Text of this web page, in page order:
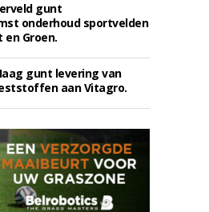
gunt
onderhoud sportvelden
en Groen.
gunt levering van
aan Vitagro.